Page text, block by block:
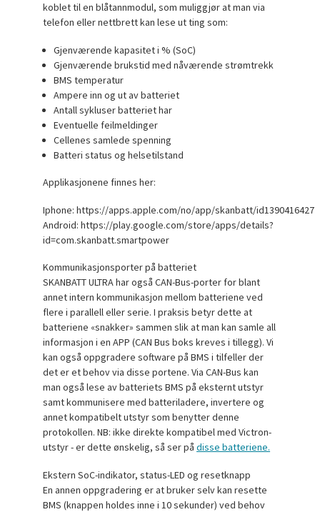
koblet til en blåtannmodul, som muliggjør at man via
telefon eller nettbrett kan lese ut ting som:
Gjenværende kapasitet i % (SoC)
Gjenværende brukstid med nåværende strømtrekk
BMS temperatur
Ampere inn og ut av batteriet
Antall sykluser batteriet har
Eventuelle feilmeldinger
Cellenes samlede spenning
Batteri status og helsetilstand
Applikasjonene finnes her:
Iphone: https://apps.apple.com/no/app/skanbatt/id1390416427
Android: https://play.google.com/store/apps/details?
id=com.skanbatt.smartpower
Kommunikasjonsporter på batteriet
SKANBATT ULTRA har også CAN-Bus-porter for blant
annet intern kommunikasjon mellom batteriene ved
flere i parallell eller serie. I praksis betyr dette at
batteriene «snakker» sammen slik at man kan samle all
informasjon i en APP (CAN Bus boks kreves i tillegg). Vi
kan også oppgradere software på BMS i tilfeller der
det er et behov via disse portene. Via CAN-Bus kan
man også lese av batteriets BMS på eksternt utstyr
samt kommunisere med batteriladere, invertere og
annet kompatibelt utstyr som benytter denne
protokollen. NB: ikke direkte kompatibel med Victron-
utstyr - er dette ønskelig, så ser pådisse batteriene.
Ekstern SoC-indikator, status-LED og resetknapp
En annen oppgradering er at bruker selv kan resette
BMS (knappen holdes inne i 10 sekunder) ved behov